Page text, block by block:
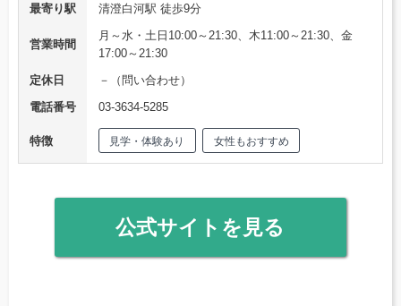
最寄り駅
清澄白河駅 徒歩9分
営業時間
月～水・土日10:00～21:30、木11:00～21:30、金
17:00～21:30
定休日
－（問い合わせ）
電話番号
03-3634-5285
特徴 見学・体験あり 女性もおすすめ
公式サイトを見る